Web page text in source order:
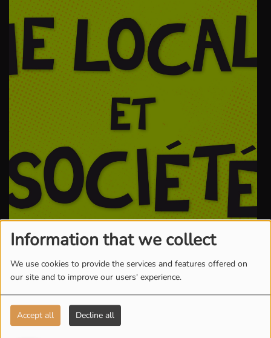
Information that we collect
We use cookies to provide the services and features offered on
our site and to improve our users' experience.
Accept all Decline all